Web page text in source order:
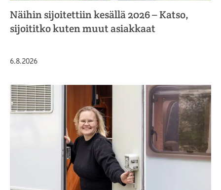
Näihin sijoitettiin kesällä 2026 – Katso,
sijoititko kuten muut asiakkaat
Julkaistu
6.8.2026